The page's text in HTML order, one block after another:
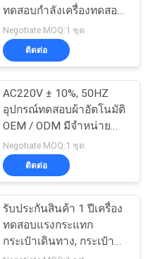
านสิ่ง
บ
ทดสอบกำลังเครื่องทดสอบ
อุปกรณ์ทดสอบ
Negotiate MOQ:1 ชุด
ติดต่อ
AC220V ± 10%, 50HZ
อุปกรณ์ทดสอบผ้าอัตโนมัติ
OEM / ODM มีจำหน่าย
120 กก
Negotiate MOQ:1 ชุด
ติดต่อ
รับประกันสินค้า 1 ปีเครื่อง
ทดสอบแรงกระแทก
กระเป๋าเดินทาง, กระเป๋า